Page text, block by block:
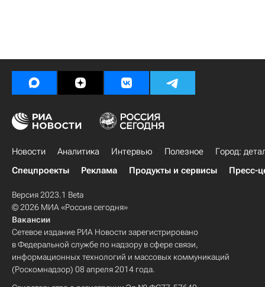
Новости Аналитика Интервью Полезное
Город:
Спецпроекты
Реклама Продукты и сервисы Пресс-
Версия 2023.1 Beta
© 2026 МИА «Россия сегодня»
Вакансии
Сетевое издание РИА Новости зарегистрировано
в Федеральной службе по надзору в сфере связи,
информационных технологий и массовых коммуникаций
(Роскомнадзор) 08 апреля 2014 года.